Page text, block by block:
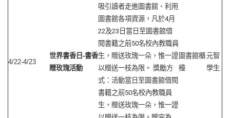
4/22-4/23
世界書香日 -書香
贈玫瑰活動
吸引讀者走進圖書館、利用
圖書館各項資源，凡於4月
22及23日當日至圖書館借
閱書籍之前50名校內教職員
生，贈送玫瑰一朵，惟一證
以贈送一枝為限。 獎勵方
式：活動當日至圖書館借閱
書籍之前50名校內教職員
生，贈送玫瑰一朵，惟一證
圖書館櫃
檯
元智
學生